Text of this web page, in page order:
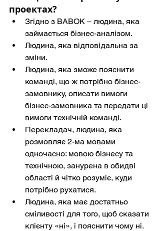
проектах?
Згідно з BABOK – людина, яка
займається бізнес-аналізом.
Людина, яка відповідальна за
зміни.
Людина, яка зможе пояснити
команді, що ж потрібно бізнес-
замовнику, описати вимоги
бізнес-замовника та передати ці
вимоги технічній команді.
Перекладач, людина, яка
розмовляє 2-ма мовами
одночасно: мовою бізнесу та
технічною, занурена в обидві
області й чітко розуміє, куди
потрібно рухатися.
Людина, яка має достатньо
сміливості для того, щоб сказати
клієнту «ні», і пояснити чому ні.